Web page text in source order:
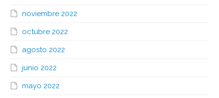
noviembre 2022
octubre 2022
agosto 2022
junio 2022
mayo 2022